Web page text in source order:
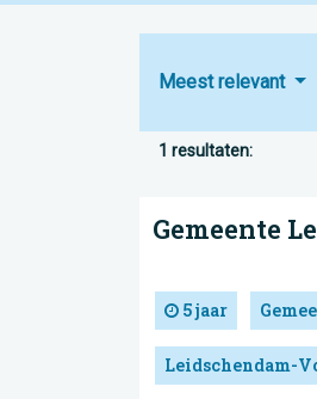
Meest relevant
1 resultaten:
Gemeente
5 jaar
Leidschendam-